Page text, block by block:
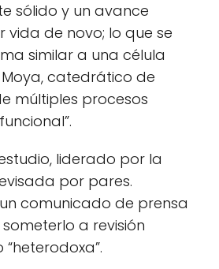
sólido y un avance
de novo; lo que se
similar a una célula
catedrático de
múltiples procesos
liderado por la
por pares.
comunicado de prensa
a revisión